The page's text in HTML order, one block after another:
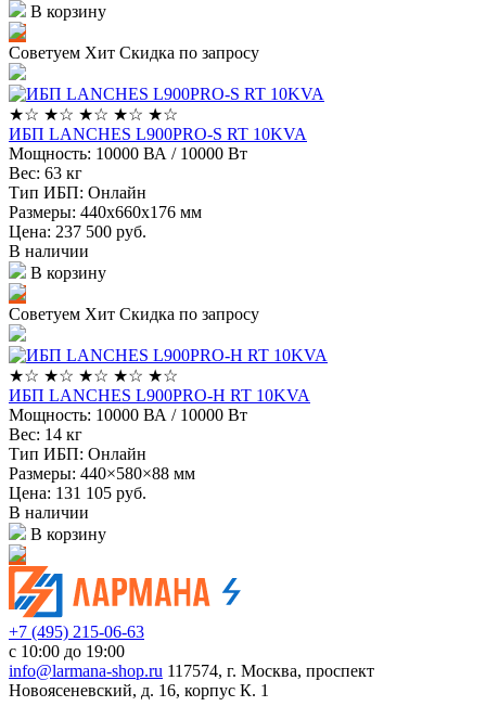
В корзину
Советуем Хит Скидка по запросу
★☆ ★☆ ★☆ ★☆ ★☆
ИБП LANCHES L900PRO-S RT 10KVA
Мощность: 10000 ВА / 10000 Вт
Вес: 63 кг
Тип ИБП: Онлайн
Размеры: 440х660х176 мм
Цена: 237 500 руб.
В наличии
В корзину
Советуем Хит Скидка по запросу
★☆ ★☆ ★☆ ★☆ ★☆
ИБП LANCHES L900PRO-H RT 10KVA
Мощность: 10000 ВА / 10000 Вт
Вес: 14 кг
Тип ИБП: Онлайн
Размеры: 440×580×88 мм
Цена: 131 105 руб.
В наличии
В корзину
+7 (495) 215-06-63
с 10:00 до 19:00
info@larmana-shop.ru 117574, г. Москва, проспект
Новоясеневский, д. 16, корпус К. 1